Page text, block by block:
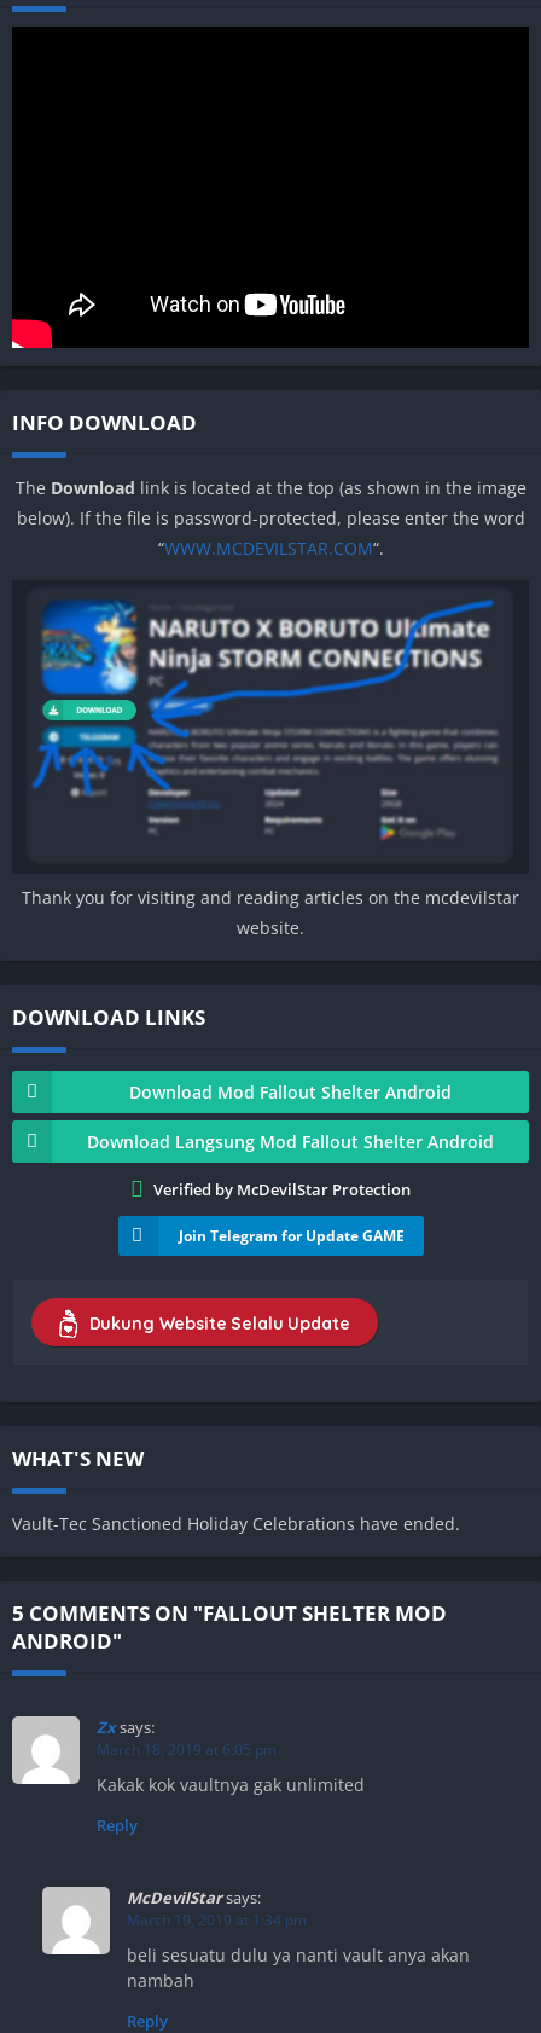
INFO DOWNLOAD
The Download link is located at the top (as shown in the image
below). If the file is password-protected, please enter the word
“WWW.MCDEVILSTAR.COM“.
Thank you for visiting and reading articles on the mcdevilstar
website.
DOWNLOAD LINKS
Download Mod Fallout Shelter Android
Download Langsung Mod Fallout Shelter Android
Verified by McDevilStar Protection
Join Telegram for Update GAME
Dukung Website Selalu Update
WHAT'S NEW
Vault-Tec Sanctioned Holiday Celebrations have ended.
5 COMMENTS ON "FALLOUT SHELTER MOD
ANDROID"
Zxsays:
March 18, 2019 at 6:05 pm
Kakak kok vaultnya gak unlimited
Reply
McDevilStarsays:
March 19, 2019 at 1:34 pm
beli sesuatu dulu ya nanti vault anya akan
nambah
Reply